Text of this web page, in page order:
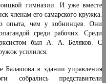
гимназии. И уже вместе
членам его са­марского кружка.
опы­та, чем у зобнинцев. Они
среди рабочих. Среди
был А. А. Беляков. С
усилился.
Балашова в зда­нии управления
собра­лись представители